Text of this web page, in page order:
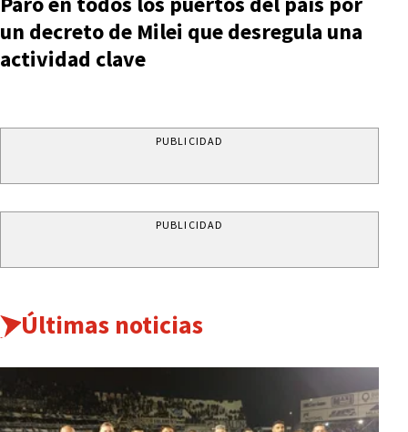
un decreto de Milei que desregula una
actividad clave
PUBLICIDAD
PUBLICIDAD
Últimas noticias